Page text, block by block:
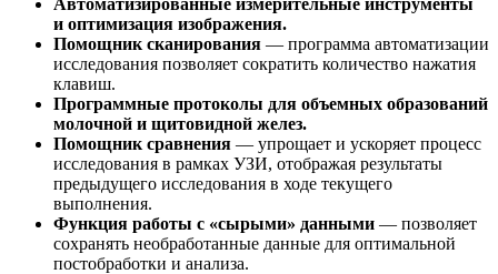
и оптимизация изображения.
Помощник сканирования — программа автоматизации
исследования позволяет сократить количество нажатия
клавиш.
Программные протоколы для объемных образований
молочной и щитовидной желез.
Помощник сравнения — упрощает и ускоряет процесс
исследования в рамках УЗИ, отображая результаты
предыдущего исследования в ходе текущего
выполнения.
Функция работы с «сырыми» данными — позволяет
сохранять необработанные данные для оптимальной
постобработки и анализа.